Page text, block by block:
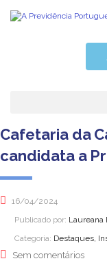
Cafetaria da
candidata a
16/04/2024
Publicado por: Laureana
Categoria: Destaques,
Sem comentários